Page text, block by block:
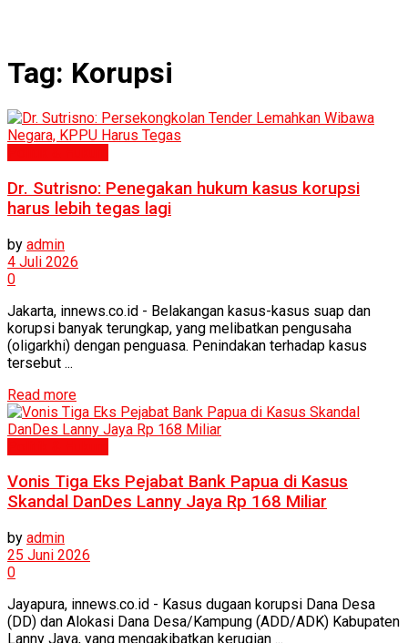
Tag: Korupsi
Dr. Sutrisno: Penegakan hukum kasus korupsi
harus lebih tegas lagi
by admin
4 Juli 2026
0
Jakarta, innews.co.id - Belakangan kasus-kasus suap dan
korupsi banyak terungkap, yang melibatkan pengusaha
(oligarkhi) dengan penguasa. Penindakan terhadap kasus
tersebut ...
Read more
Vonis Tiga Eks Pejabat Bank Papua di Kasus
Skandal DanDes Lanny Jaya Rp 168 Miliar
by admin
25 Juni 2026
0
Jayapura, innews.co.id - Kasus dugaan korupsi Dana Desa
(DD) dan Alokasi Dana Desa/Kampung (ADD/ADK) Kabupaten
Lanny Jaya, yang mengakibatkan kerugian ...